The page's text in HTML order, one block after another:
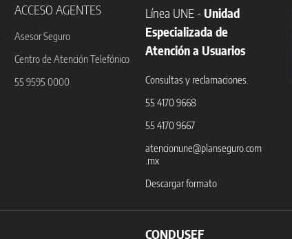
ACCESO AGENTES
Asesor Seguro
Centro de Atención Telefónico
55 9595 0000
Línea UNE - Unidad
Especializada de
Atención a Usuarios
Consultas y reclamaciones.
55 4170 9668
55 4170 9667
atencionune@planseguro.com
.mx
Descargar formato
CONDUSEF